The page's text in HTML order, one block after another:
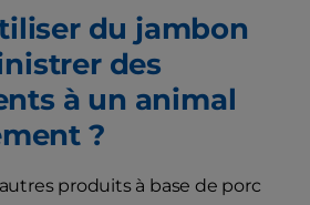
du jambon
des
à un animal
?
produits à base de porc